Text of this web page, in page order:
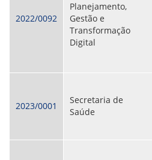
2022/0092
Planejamento,
Gestão e
Transformação
Digital
2023/0001
Secretaria de
Saúde